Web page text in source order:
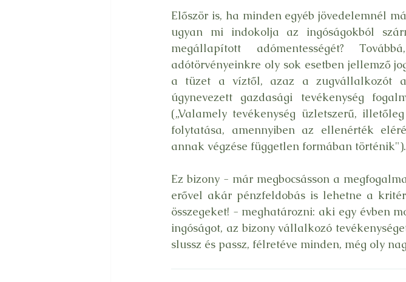
Először is, ha minden egyéb jövedelemnél
ugyan mi indokolja az ingóságokból
megállapított adómentességét?
adótörvényeinkre oly sok esetben jellemző
a tüzet a víztől, azaz a zugvállalkozót
úgynevezett gazdasági tevékenység
(„Valamely tevékenység üzletszerű,
folytatása, amennyiben az ellenérték
annak végzése független formában történik").
Ez bizony - már megbocsásson a
erővel akár pénzfeldobás is lehetne a
összegeket! - meghatározni: aki egy évben
ingóságot, az bizony vállalkozó
slussz és passz, félretéve minden, még oly